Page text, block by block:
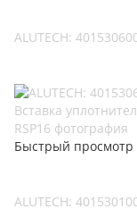
ALUTECH:
Быстрый просмотр
ALUTECH: